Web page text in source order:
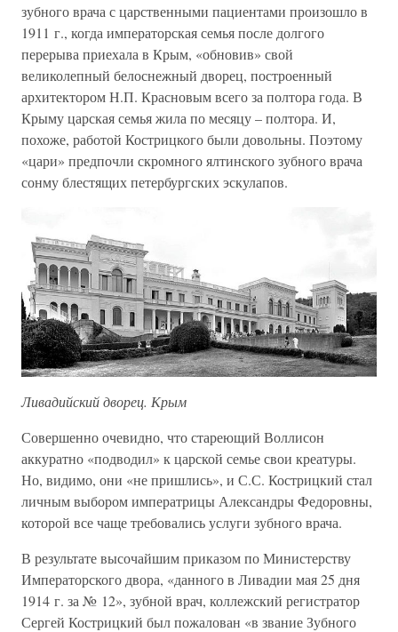
зубного врача с царственными пациентами произошло в
1911 г., когда императорская семья после долгого
перерыва приехала в Крым, «обновив» свой
великолепный белоснежный дворец, построенный
архитектором Н.П. Красновым всего за полтора года. В
Крыму царская семья жила по месяцу – полтора. И,
похоже, работой Кострицкого были довольны. Поэтому
«цари» предпочли скромного ялтинского зубного врача
сонму блестящих петербургских эскулапов.
Ливадийский дворец. Крым
Совершенно очевидно, что стареющий Воллисон
аккуратно «подводил» к царской семье свои креатуры.
Но, видимо, они «не пришлись», и С.С. Кострицкий стал
личным выбором императрицы Александры Федоровны,
которой все чаще требовались услуги зубного врача.
В результате высочайшим приказом по Министерству
Императорского двора, «данного в Ливадии мая 25 дня
1914 г. за № 12», зубной врач, коллежский регистратор
Сергей Кострицкий был пожалован «в звание Зубного